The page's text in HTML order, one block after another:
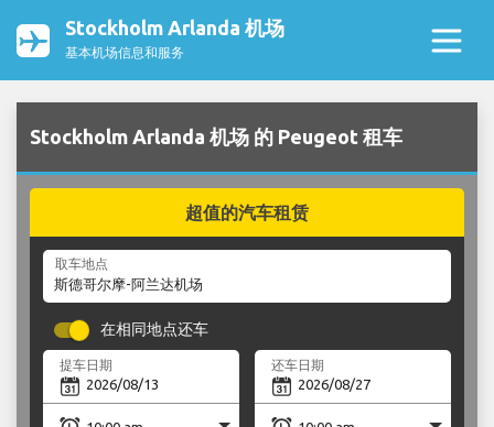
Stockholm Arlanda 机场
基本机场信息和服务
Stockholm Arlanda 机场 的 Peugeot 租车
超值的汽车租赁
取车地点
在相同地点还车
提车日期 还车日期